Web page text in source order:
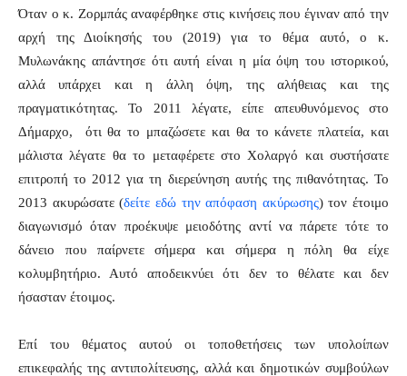
Όταν ο κ. Ζορμπάς αναφέρθηκε στις κινήσεις που έγιναν από την
αρχή της Διοίκησής του (2019) για το θέμα αυτό, ο κ.
Μυλωνάκης απάντησε ότι αυτή είναι η μία όψη του ιστορικού,
αλλά υπάρχει και η άλλη όψη, της αλήθειας και της
πραγματικότητας. Το 2011 λέγατε, είπε απευθυνόμενος στο
Δήμαρχο, ότι θα το μπαζώσετε και θα το κάνετε πλατεία, και
μάλιστα λέγατε θα το μεταφέρετε στο Χολαργό και συστήσατε
επιτροπή το 2012 για τη διερεύνηση αυτής της πιθανότητας. Το
2013 ακυρώσατε (δείτε εδώ την απόφαση ακύρωσης) τον έτοιμο
διαγωνισμό όταν προέκυψε μειοδότης αντί να πάρετε τότε το
δάνειο που παίρνετε σήμερα και σήμερα η πόλη θα είχε
κολυμβητήριο. Αυτό αποδεικνύει ότι δεν το θέλατε και δεν
ήσασταν έτοιμος.
Επί του θέματος αυτού οι τοποθετήσεις των υπολοίπων
επικεφαλής της αντιπολίτευσης, αλλά και δημοτικών συμβούλων